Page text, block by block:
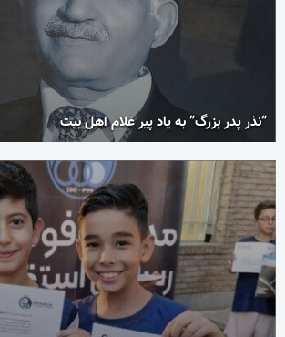
“نذر پدر بزرگ” به یاد پیر غلام اهل بیت